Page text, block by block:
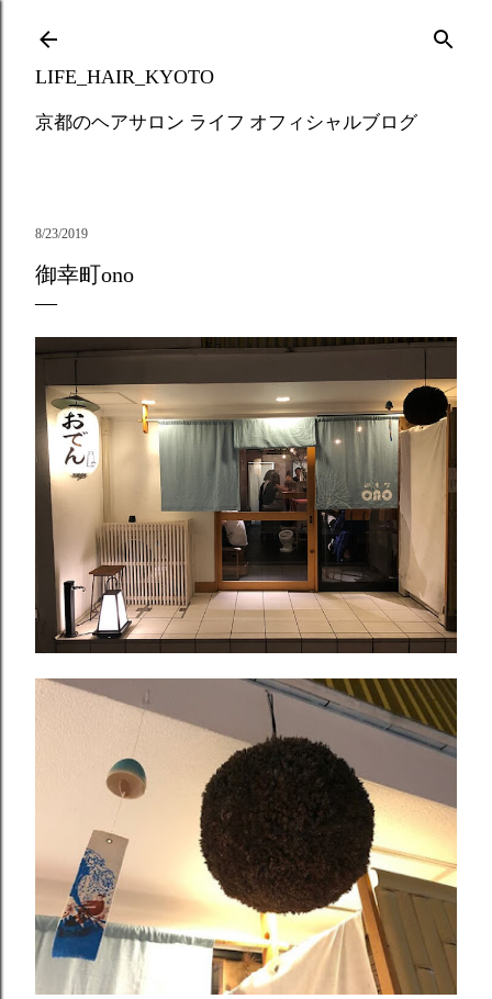
LIFE_HAIR_KYOTO
京都のヘアサロン ライフ オフィシャルブログ
8/23/2019
御幸町ono